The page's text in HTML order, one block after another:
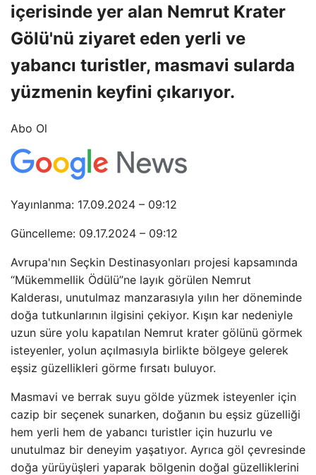
içerisinde yer alan Nemrut Krater
Gölü'nü ziyaret eden yerli ve
yabancı turistler, masmavi sularda
yüzmenin keyfini çıkarıyor.
Abo Ol
Yayınlanma: 17.09.2024 – 09:12
Güncelleme: 09.17.2024 – 09:12
Avrupa'nın Seçkin Destinasyonları projesi kapsamında
“Mükemmellik Ödülü”ne layık görülen Nemrut
Kalderası, unutulmaz manzarasıyla yılın her döneminde
doğa tutkunlarının ilgisini çekiyor. Kışın kar nedeniyle
uzun süre yolu kapatılan Nemrut krater gölünü görmek
isteyenler, yolun açılmasıyla birlikte bölgeye gelerek
eşsiz güzellikleri görme fırsatı buluyor.
Masmavi ve berrak suyu gölde yüzmek isteyenler için
cazip bir seçenek sunarken, doğanın bu eşsiz güzelliği
hem yerli hem de yabancı turistler için huzurlu ve
unutulmaz bir deneyim yaşatıyor. Ayrıca göl çevresinde
doğa yürüyüşleri yaparak bölgenin doğal güzelliklerini